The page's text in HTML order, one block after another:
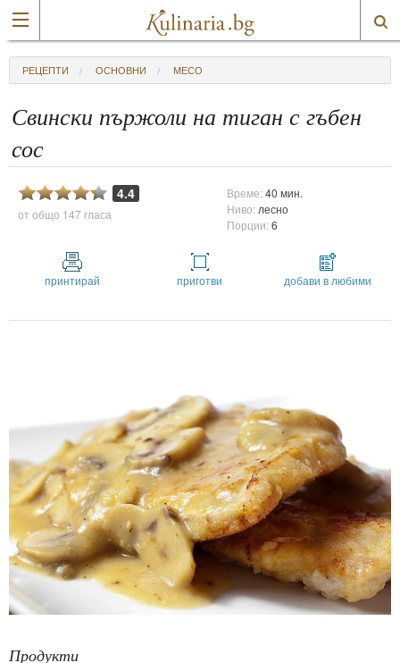
РЕЦЕПТИ ОСНОВНИ МЕСО
Свински пържоли на тиган с гъбен
сос
4.4
от общо 147 гласа
Време:40 мин.
Ниво: лесно
Порции:6
принтирай приготви добави в любими
Продукти